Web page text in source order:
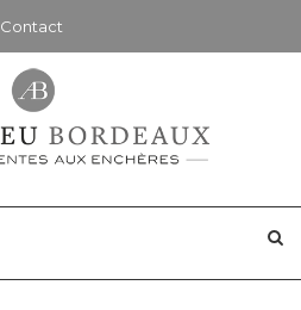
Contact